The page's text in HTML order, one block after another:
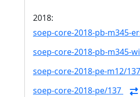
2018:
soep-core-2018-pb-m345-
soep-core-2018-pb-m345-
soep-core-2018-pe-m12/137
soep-core-2018-pe/137